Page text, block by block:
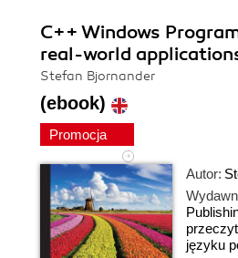
C++ Windows
real-world
Stefan Bjornander
(ebook)
Promocja
Autor:
języku